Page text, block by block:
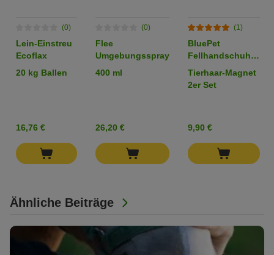
Ähnliche Beiträge
(0)
Lein-Einstreu
Ecoflax
20 kg Ballen
16,76 €
(0)
Flee
Umgebungsspray
400 ml
26,20 €
(1)
BluePet
Fellhandschuh,
Tierhaarentferner
Handschuh, Fell
Tierhaar-Magnet
2er Set
9,90 €